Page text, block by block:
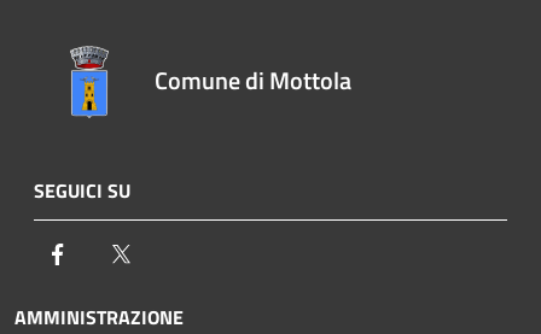
Comune di Mottola
SEGUICI SU
Facebook
AMMINISTRAZIONE